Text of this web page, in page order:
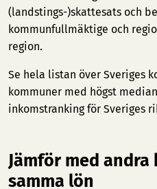
(landstings-)skattesats och
kommunfullmäktige och
region.
Se hela listan över Sveriges
kommuner med högst
inkomstranking för Sveriges
Jämför med andra
samma lön